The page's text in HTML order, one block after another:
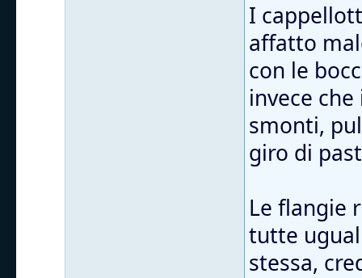
I
affatto
con le
invece
smonti,
giro di
Le flangie
tutte
stessa,